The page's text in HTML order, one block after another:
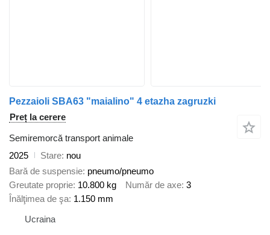
Pezzaioli SBA63 "maialino" 4 etazha zagruzki
Preț la cerere
Semiremorcă transport animale
2025
Stare nou
Bară de suspensie pneumo/pneumo
Greutate proprie 10.800 kg Număr de axe 3
Înălţimea de şa 1.150 mm
Ucraina